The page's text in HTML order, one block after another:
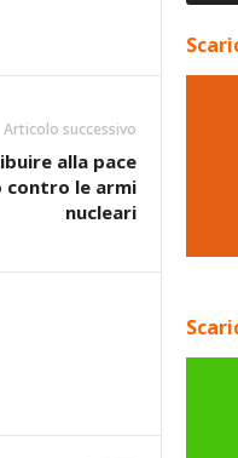
Articolo successivo
alla pace
le armi
nucleari